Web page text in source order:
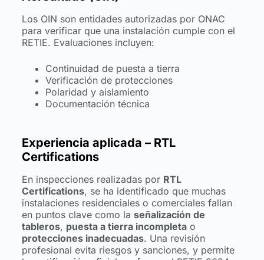
Los OIN son entidades autorizadas por ONAC
para verificar que una instalación cumple con el
RETIE. Evaluaciones incluyen:
Continuidad de puesta a tierra
Verificación de protecciones
Polaridad y aislamiento
Documentación técnica
Experiencia aplicada – RTL
Certifications
En inspecciones realizadas por RTL
Certifications, se ha identificado que muchas
instalaciones residenciales o comerciales fallan
en puntos clave como la señalización de
tableros, puesta a tierra incompletao
protecciones inadecuadas. Una revisión
profesional evita riesgos y sanciones, y permite